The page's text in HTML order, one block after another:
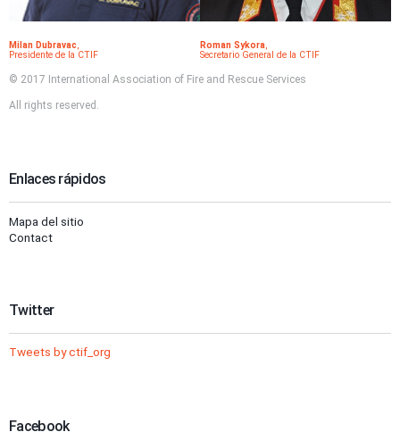
Milan Dubravac,
Presidente de la CTIF
Roman Sykora,
Secretario General de la CTIF
© 2017 International Association of Fire and Rescue Services
All rights reserved.
Enlaces rápidos
Mapa del sitio
Contact
Twitter
Tweets by ctif_org
Facebook